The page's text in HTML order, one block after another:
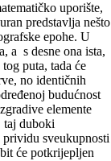
uporište,
predstavlja nešto
epohe. U
a s desne ona ista,
puta, tada će
no identičnih
budućnost
elemente
taj duboki
sveukupnosti
će potkrijepljen